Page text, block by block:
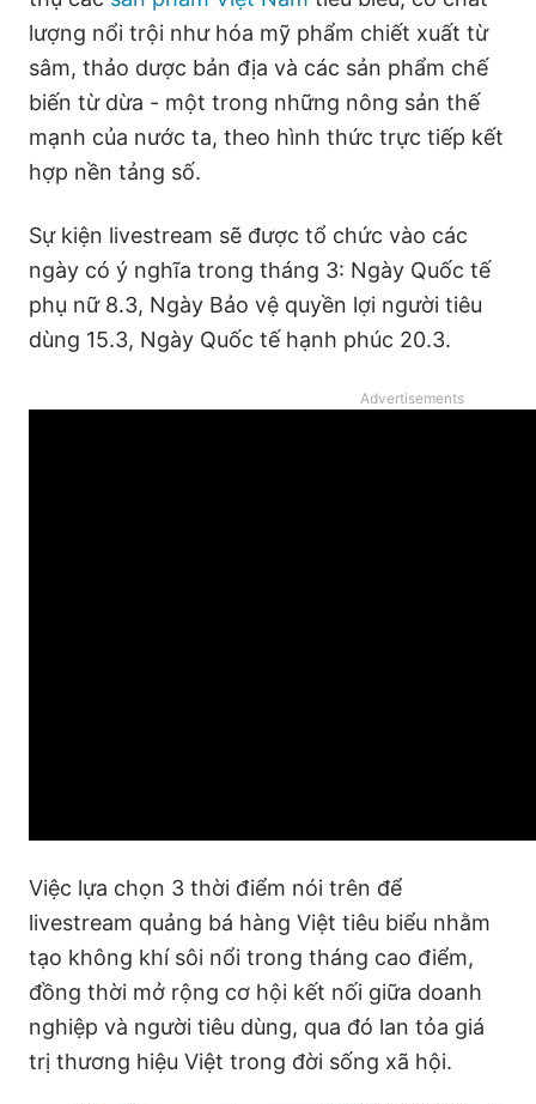
lượng nổi trội như hóa mỹ phẩm chiết xuất từ
sâm, thảo dược bản địa và các sản phẩm chế
biến từ dừa - một trong những nông sản thế
mạnh của nước ta, theo hình thức trực tiếp kết
hợp nền tảng số.
Sự kiện livestream sẽ được tổ chức vào các
ngày có ý nghĩa trong tháng 3: Ngày Quốc tế
phụ nữ 8.3, Ngày Bảo vệ quyền lợi người tiêu
dùng 15.3, Ngày Quốc tế hạnh phúc 20.3.
Advertisements
Việc lựa chọn 3 thời điểm nói trên để
livestream quảng bá hàng Việt tiêu biểu nhằm
tạo không khí sôi nổi trong tháng cao điểm,
đồng thời mở rộng cơ hội kết nối giữa doanh
nghiệp và người tiêu dùng, qua đó lan tỏa giá
trị thương hiệu Việt trong đời sống xã hội.